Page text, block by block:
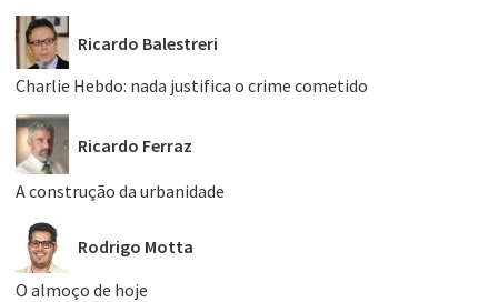
Ricardo Balestreri
Charlie Hebdo: nada justifica o crime cometido
Ricardo Ferraz
A construção da urbanidade
Rodrigo Motta
O almoço de hoje